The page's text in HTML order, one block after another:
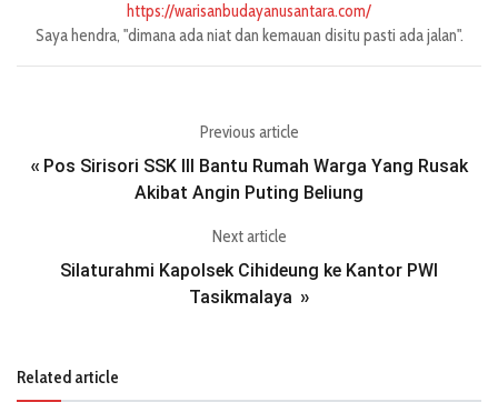
https://warisanbudayanusantara.com/
Saya hendra, "dimana ada niat dan kemauan disitu pasti ada jalan".
Previous article
« Pos Sirisori SSK III Bantu Rumah Warga Yang Rusak
Akibat Angin Puting Beliung
Next article
Silaturahmi Kapolsek Cihideung ke Kantor PWI
Tasikmalaya »
Related article